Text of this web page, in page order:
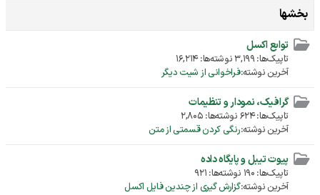
بخشها
توابع اکسل
تاپیک‌ها: 3,199 نوشته‌ها: 16,214
آخرین نوشته:فراخوانی از شیت دیگر
گرافیک، نمودار و تنظیمات
تاپیک‌ها: 624 نوشته‌ها: 2,805
آخرین نوشته:رنگی کردن قسمتی از متن
پیوت تیبل و پایگاه داده
تاپیک‌ها: 190 نوشته‌ها: 921
آخرین نوشته:گزارش گیری از چندین فایل اکسل